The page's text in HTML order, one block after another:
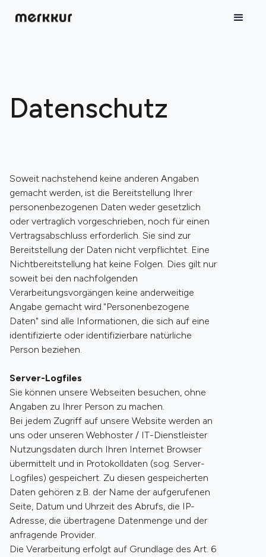
Datenschutz
Soweit nachstehend keine anderen Angaben
gemacht werden, ist die Bereitstellung Ihrer
personenbezogenen Daten weder gesetzlich
oder vertraglich vorgeschrieben, noch für einen
Vertragsabschluss erforderlich. Sie sind zur
Bereitstellung der Daten nicht verpflichtet. Eine
Nichtbereitstellung hat keine Folgen. Dies gilt nur
soweit bei den nachfolgenden
Verarbeitungsvorgängen keine anderweitige
Angabe gemacht wird."Personenbezogene
Daten" sind alle Informationen, die sich auf eine
identifizierte oder identifizierbare natürliche
Person beziehen.
Server-Logfiles
Sie können unsere Webseiten besuchen, ohne
Angaben zu Ihrer Person zu machen.
Bei jedem Zugriff auf unsere Website werden an
uns oder unseren Webhoster / IT-Dienstleister
Nutzungsdaten durch Ihren Internet Browser
übermittelt und in Protokolldaten (sog. Server-
Logfiles) gespeichert. Zu diesen gespeicherten
Daten gehören z.B. der Name der aufgerufenen
Seite, Datum und Uhrzeit des Abrufs, die IP-
Adresse, die übertragene Datenmenge und der
anfragende Provider.
Die Verarbeitung erfolgt auf Grundlage des Art. 6